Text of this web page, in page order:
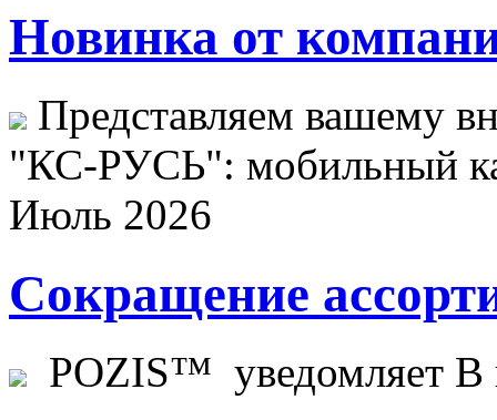
Новинка от
Представляем вашему
"КС-РУСЬ": мобильный
Июль 2026
Сокращение
POZIS™ уведомляет В